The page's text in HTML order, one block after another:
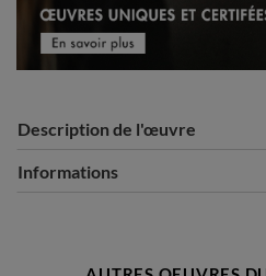
Description de l'œuvre
Informations